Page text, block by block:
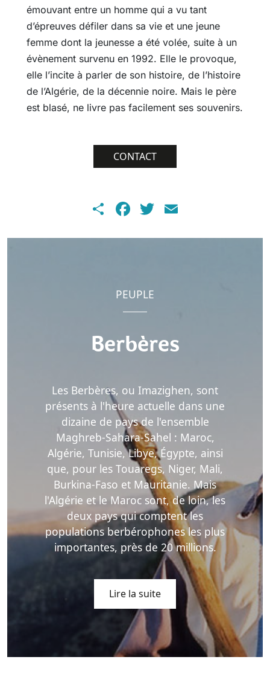
émouvant entre un homme qui a vu tant
d’épreuves défiler dans sa vie et une jeune
femme dont la jeunesse a été volée, suite à un
évènement survenu en 1992. Elle le provoque,
elle l’incite à parler de son histoire, de l’histoire
de l’Algérie, de la décennie noire. Mais le père
est blasé, ne livre pas facilement ses souvenirs.
CONTACT
ShareFacebook
Twitter
PEUPLE
Berbères
Les Berbères, ou Imazighen, sont
présents à l'heure actuelle dans une
dizaine de pays de l'ensemble
Maghreb-Sahara-Sahel : Maroc,
Algérie, Tunisie, Libye, Égypte, ainsi
que, pour les Touaregs, Niger, Mali,
Burkina-Faso et Mauritanie. Mais
l'Algérie et le Maroc sont, de loin, les
deux pays qui comptent les
populations berbérophones les plus
importantes, près de 20 millions.
Lire la suite